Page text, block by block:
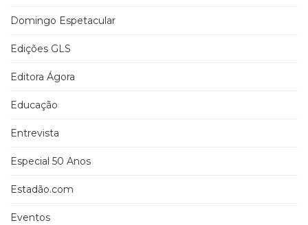
Domingo Espetacular
Edições GLS
Editora Ágora
Educação
Entrevista
Especial 50 Anos
Estadão.com
Eventos